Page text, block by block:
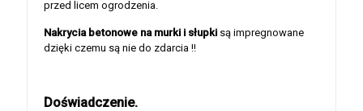
przed licem ogrodzenia.
Nakrycia betonowe na murki i słupki są impregnowane
dzięki czemu są nie do zdarcia !!
Doświadczenie.